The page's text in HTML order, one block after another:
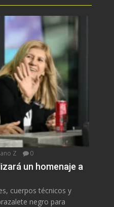
Z 0
un homenaje a
cuerpos técnicos y
negro para